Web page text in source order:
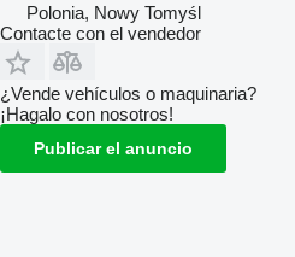
Polonia, Nowy Tomyśl
Contacte con el vendedor
¿Vende vehículos o maquinaria?
¡Hagalo con nosotros!
Publicar el anuncio